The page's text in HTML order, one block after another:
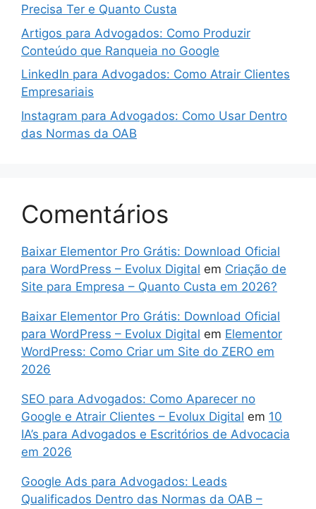
Precisa Ter e Quanto Custa
Artigos para Advogados: Como Produzir
Conteúdo que Ranqueia no Google
LinkedIn para Advogados: Como Atrair Clientes
Empresariais
Instagram para Advogados: Como Usar Dentro
das Normas da OAB
Comentários
Baixar Elementor Pro Grátis: Download Oficial
para WordPress – Evolux Digital em Criação de
Site para Empresa – Quanto Custa em 2026?
Baixar Elementor Pro Grátis: Download Oficial
para WordPress – Evolux Digital em Elementor
WordPress: Como Criar um Site do ZERO em
2026
SEO para Advogados: Como Aparecer no
Google e Atrair Clientes – Evolux Digital em 10
IA’s para Advogados e Escritórios de Advocacia
em 2026
Google Ads para Advogados: Leads
Qualificados Dentro das Normas da OAB –